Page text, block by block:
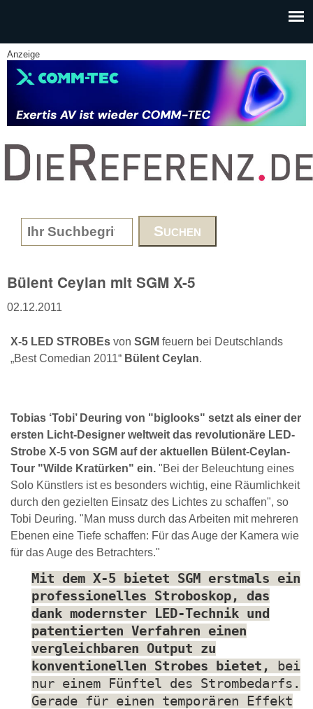
Anzeige
www.DieReferenz.de
Search form
Bülent Ceylan mit SGM X-5
02.12.2011
X-5 LED STROBEs von SGM feuern bei Deutschlands
„Best Comedian 2011“ Bülent Ceylan.
Tobias ‘Tobi’ Deuring von "biglooks" setzt als einer der
ersten Licht-Designer weltweit das revolutionäre LED-
Strobe X-5 von SGM auf der aktuellen Bülent-Ceylan-
Tour "Wilde Kratürken" ein. "Bei der Beleuchtung eines
Solo Künstlers ist es besonders wichtig, eine Räumlichkeit
durch den gezielten Einsatz des Lichtes zu schaffen", so
Tobi Deuring. "Man muss durch das Arbeiten mit mehreren
Ebenen eine Tiefe schaffen: Für das Auge der Kamera wie
für das Auge des Betrachters."
Mit dem X-5 bietet SGM erstmals ein
professionelles Stroboskop, das
dank modernster LED-Technik und
patentierten Verfahren einen
vergleichbaren Output zu
konventionellen Strobes bietet,
bei
nur einem Fünftel des Strombedarfs.
Gerade für einen temporären Effekt